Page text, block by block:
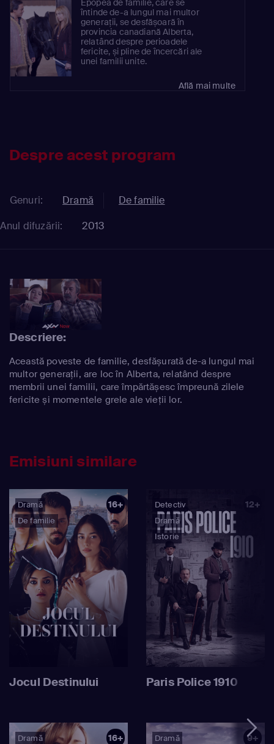
întinde de-a lungul mai multor
generații, se desfășoară în
provincia canadiană Alberta,
relatând despre perioadele
fericite, și pline de încercări ale
unei familii unite.
Află mai multe
Despre acest program
Genuri: Dramă
De familie
Anul difuzării:
2013
Descriere:
Această poveste de familie, desfășurată de-a lungul mai
multor generații, are loc în Alberta, relatând despre
membrii unei familii, care împărtășesc împreună zilele
fericite și momentele grele ale vieții lor.
Emisiuni similare
Dramă
De familie
16+
Jocul Destinului
Detectiv
Dramă
Istorie
12+
Paris Police 1910
Dramă
16+ Dramă 9+